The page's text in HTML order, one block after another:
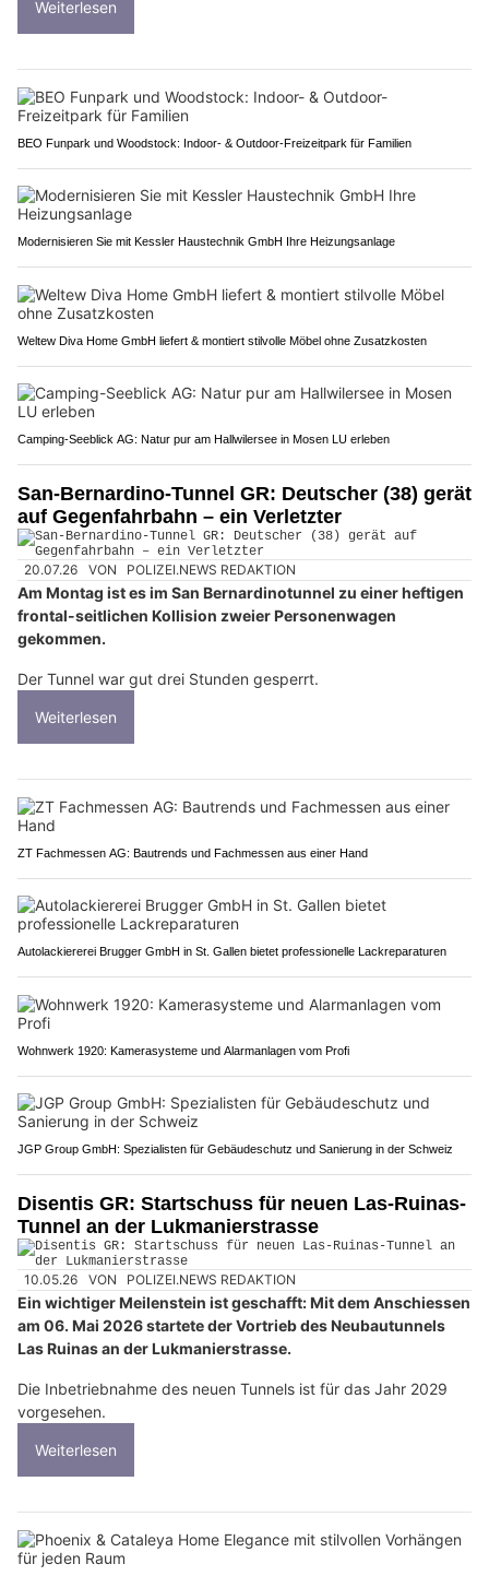
Weiterlesen
BEO Funpark und Woodstock: Indoor- & Outdoor-Freizeitpark für Familien
Modernisieren Sie mit Kessler Haustechnik GmbH Ihre Heizungsanlage
Weltew Diva Home GmbH liefert & montiert stilvolle Möbel ohne Zusatzkosten
Camping-Seeblick AG: Natur pur am Hallwilersee in Mosen LU erleben
San-Bernardino-Tunnel GR: Deutscher (38) gerät
auf Gegenfahrbahn – ein Verletzter
20.07.26 VON POLIZEI.NEWS REDAKTION
Am Montag ist es im San Bernardinotunnel zu einer heftigen
frontal-seitlichen Kollision zweier Personenwagen
gekommen.
Der Tunnel war gut drei Stunden gesperrt.
Weiterlesen
ZT Fachmessen AG: Bautrends und Fachmessen aus einer Hand
Autolackiererei Brugger GmbH in St. Gallen bietet professionelle Lackreparaturen
Wohnwerk 1920: Kamerasysteme und Alarmanlagen vom Profi
JGP Group GmbH: Spezialisten für Gebäudeschutz und Sanierung in der Schweiz
Disentis GR: Startschuss für neuen Las-Ruinas-
Tunnel an der Lukmanierstrasse
10.05.26 VON POLIZEI.NEWS REDAKTION
Ein wichtiger Meilenstein ist geschafft: Mit dem Anschiessen
am 06. Mai 2026 startete der Vortrieb des Neubautunnels
Las Ruinas an der Lukmanierstrasse.
Die Inbetriebnahme des neuen Tunnels ist für das Jahr 2029
vorgesehen.
Weiterlesen